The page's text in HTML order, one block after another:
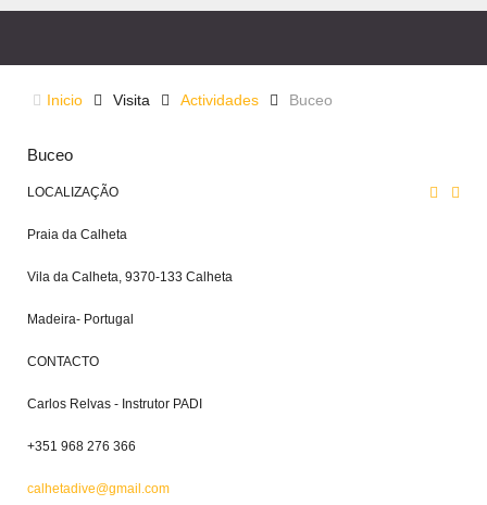
Inicio Visita Actividades Buceo
Buceo
LOCALIZAÇÃO
Praia da Calheta
Vila da Calheta, 9370-133 Calheta
Madeira- Portugal
CONTACTO
Carlos Relvas - Instrutor PADI
+351 968 276 366
calhetadive@gmail.com